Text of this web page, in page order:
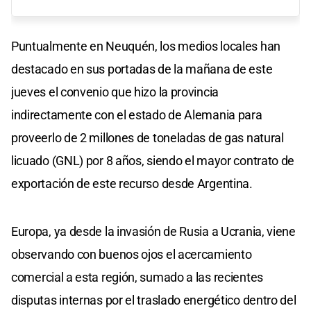
Puntualmente en Neuquén, los medios locales han
destacado en sus portadas de la mañana de este
jueves el convenio que hizo la provincia
indirectamente con el estado de Alemania para
proveerlo de 2 millones de toneladas de gas natural
licuado (GNL) por 8 años, siendo el mayor contrato de
exportación de este recurso desde Argentina.
Europa, ya desde la invasión de Rusia a Ucrania, viene
observando con buenos ojos el acercamiento
comercial a esta región, sumado a las recientes
disputas internas por el traslado energético dentro del